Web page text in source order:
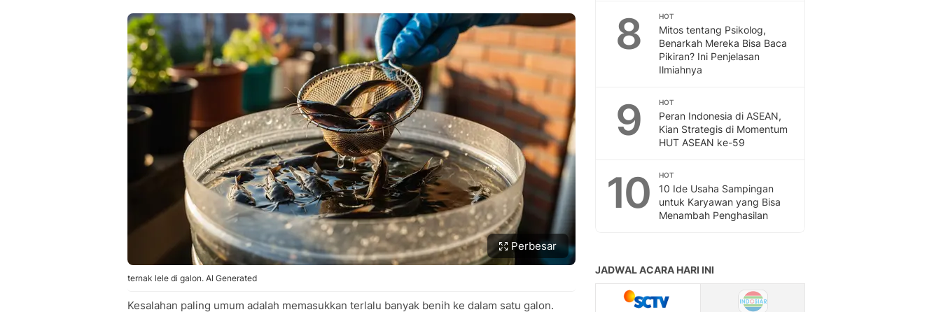
Perbesar
ternak lele di galon. AI Generated
Kesalahan paling umum adalah memasukkan terlalu banyak benih ke dalam satu galon.
8 HOT
Mitos tentang Psikolog,
Benarkah Mereka Bisa Baca
Pikiran? Ini Penjelasan
Ilmiahnya
9 HOT
Peran Indonesia di ASEAN,
Kian Strategis di Momentum
HUT ASEAN ke-59
10 HOT
10 Ide Usaha Sampingan
untuk Karyawan yang Bisa
Menambah Penghasilan